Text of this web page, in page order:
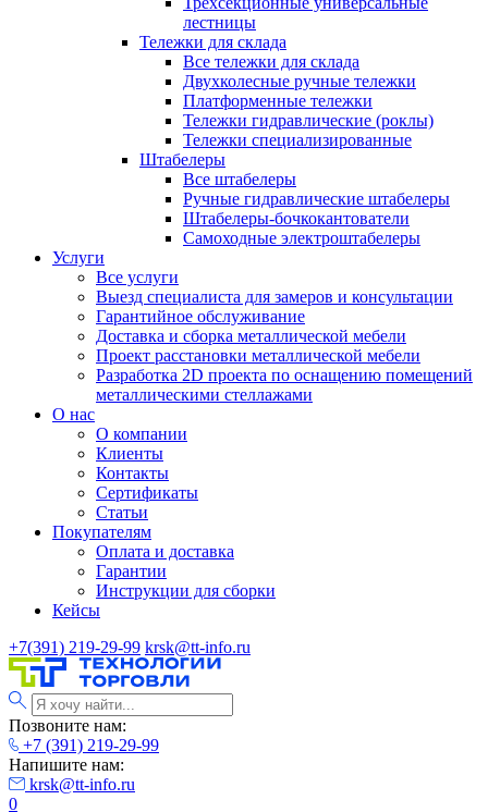
лестницы
Тележки для склада
Все тележки для склада
Двухколесные ручные тележки
Платформенные тележки
Тележки гидравлические (роклы)
Тележки специализированные
Штабелеры
Все штабелеры
Ручные гидравлические штабелеры
Штабелеры-бочкокантователи
Самоходные электроштабелеры
Услуги
Все услуги
Выезд специалиста для замеров и консультации
Гарантийное обслуживание
Доставка и сборка металлической мебели
Проект расстановки металлической мебели
Разработка 2D проекта по оснащению помещений
металлическими стеллажами
О нас
О компании
Клиенты
Контакты
Сертификаты
Статьи
Покупателям
Оплата и доставка
Гарантии
Инструкции для сборки
Кейсы
+7(391) 219-29-99 krsk@tt-info.ru
Позвоните нам:
+7 (391) 219-29-99
Напишите нам:
krsk@tt-info.ru
0